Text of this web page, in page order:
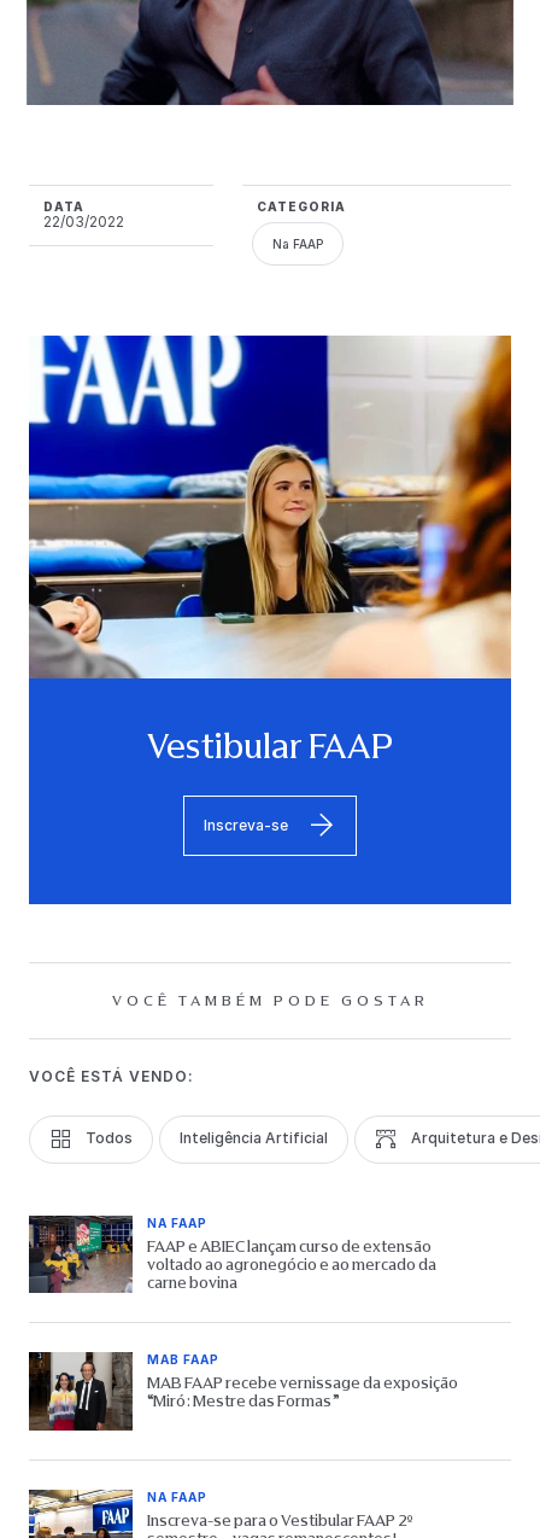
DATA
22/03/2022
CATEGORIA
Na FAAP
Vestibular FAAP
Inscreva-se
VOCÊ TAMBÉM PODE GOSTAR
VOCÊ ESTÁ VENDO:
Todos Inteligência Artificial Arquitetura e
NA FAAP
FAAP e ABIEC lançam curso de extensão
voltado ao agronegócio e ao mercado da
carne bovina
MAB FAAP
MAB FAAP recebe vernissage da exposição
“Miró: Mestre das Formas”
NA FAAP
Inscreva-se para o Vestibular FAAP 2º